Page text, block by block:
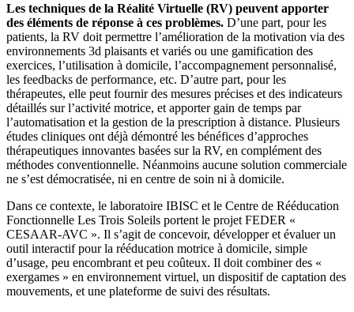
Les techniques de la Réalité Virtuelle (RV) peuvent apporter
des éléments de réponse à ces problèmes. D’une part, pour les
patients, la RV doit permettre l’amélioration de la motivation via des
environnements 3d plaisants et variés ou une gamification des
exercices, l’utilisation à domicile, l’accompagnement personnalisé,
les feedbacks de performance, etc. D’autre part, pour les
thérapeutes, elle peut fournir des mesures précises et des indicateurs
détaillés sur l’activité motrice, et apporter gain de temps par
l’automatisation et la gestion de la prescription à distance. Plusieurs
études cliniques ont déjà démontré les bénéfices d’approches
thérapeutiques innovantes basées sur la RV, en complément des
méthodes conventionnelle. Néanmoins aucune solution commerciale
ne s’est démocratisée, ni en centre de soin ni à domicile.
Dans ce contexte, le laboratoire IBISC et le Centre de Rééducation
Fonctionnelle Les Trois Soleils portent le projet FEDER «
CESAAR-AVC ». Il s’agit de concevoir, développer et évaluer un
outil interactif pour la rééducation motrice à domicile, simple
d’usage, peu encombrant et peu coûteux. Il doit combiner des «
exergames » en environnement virtuel, un dispositif de captation des
mouvements, et une plateforme de suivi des résultats.